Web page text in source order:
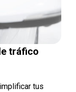
tráfico
tus